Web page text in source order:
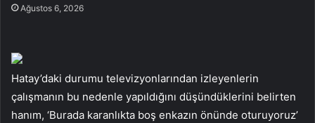
Ağustos 6, 2026
Hatay’daki durumu televizyonlarından izleyenlerin
çalışmanın bu nedenle yapıldığını düşündüklerini belirten
hanım, ‘Burada karanlıkta boş enkazın önünde oturuyoruz’